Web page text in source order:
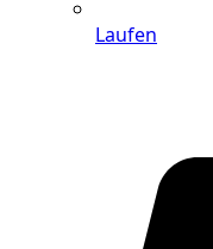
Laufen